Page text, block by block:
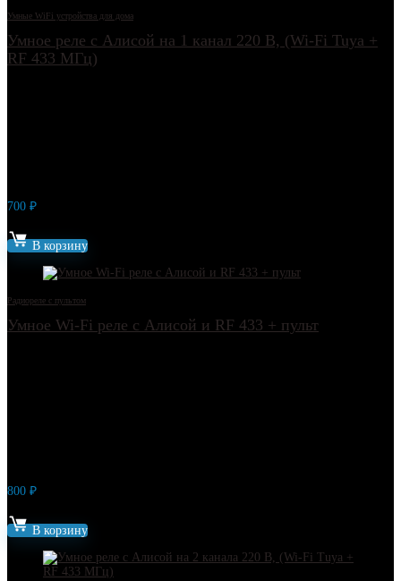
Умные WiFi устройства для дома
Умное реле с Алисой на 1 канал 220 В, (Wi-Fi Tuya +
RF 433 МГц)
700 ₽
В корзину
Радиореле с пультом
Умное Wi-Fi реле с Алисой и RF 433 + пульт
800 ₽
В корзину